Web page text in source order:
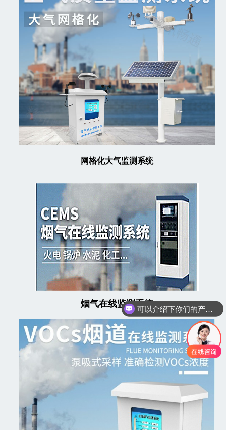
网格化大气监测系统
烟气在线监测系统
你们是怎么收费的呢